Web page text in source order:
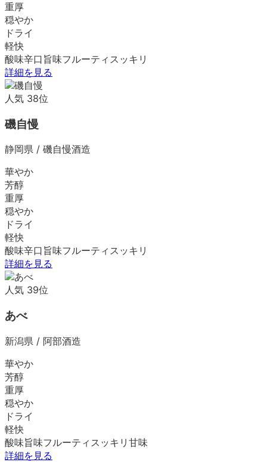
重厚
穏やか
ドライ
軽快
酸味辛口 旨味フルーティ スッキリ
詳細を見る
人気 38位
磯自慢
静岡県 / 磯自慢酒造
華やか
芳醇
重厚
穏やか
ドライ
軽快
酸味辛口 旨味フルーティ スッキリ
詳細を見る
人気 39位
あべ
新潟県 / 阿部酒造
華やか
芳醇
重厚
穏やか
ドライ
軽快
酸味旨味フルーティ スッキリ 甘味
詳細を見る